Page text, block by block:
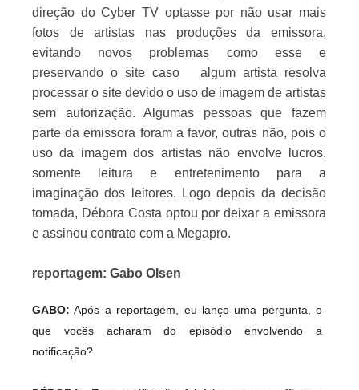
direção do Cyber TV optasse por não usar mais
fotos de artistas nas produções da emissora,
evitando novos problemas como esse e
preservando o site caso
algum artista resolva
processar o site devido o uso de imagem de artistas
sem autorização. Algumas pessoas que fazem
parte da emissora foram a favor, outras não, pois o
uso da imagem dos artistas não envolve lucros,
somente leitura e entretenimento para a
imaginação dos leitores. Logo depois da decisão
tomada, Débora Costa optou por deixar a emissora
e assinou contrato com a Megapro.
reportagem: Gabo Olsen
GABO: Após a reportagem, eu lanço uma pergunta, o
que vocês acharam do episódio envolvendo a
notificação?